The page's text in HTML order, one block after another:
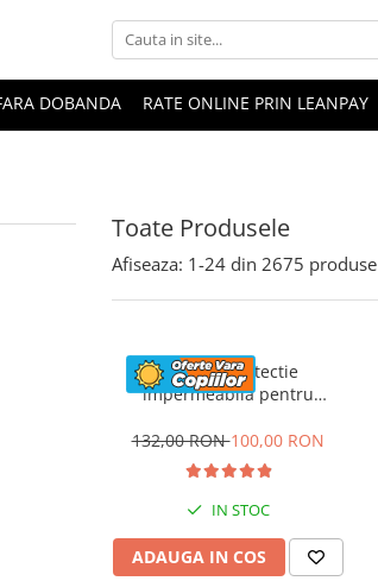
DOBANDA RATE ONLINE PRIN LEANPAY
Toate Produsele
Afiseaza: 1-24 din 2675 produse
Husa de protectie
impermeabila pentru
uri, atv-uri sau motociclete,
neagra
132,00 RON100,00 RON
IN STOC
ADAUGA IN COS